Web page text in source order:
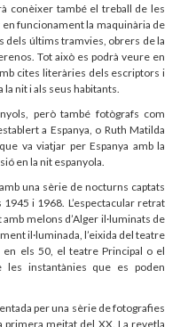
conèixer també el treball de les
funcionament la maquinària de
dels últims tramvies, obrers de la
Tot això es podrà veure en
cites literàries dels escriptors i
nit i als seus habitants.
però també fotògrafs com
a Espanya, o Ruth Matilda
va viatjar per Espanya amb la
en la nit espanyola.
una sèrie de nocturns captats
i 1968. L’espectacular retrat
melons d’Alger il·luminats de
il·luminada, l’eixida del teatre
en els 50, el teatre Principal o el
les instantànies que es poden
per una sèrie de fotografies
primera meitat del XX. La revetla